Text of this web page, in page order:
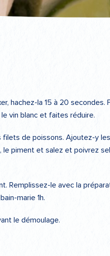
hachez-la 15 à 20 secondes.
vin blanc et faites réduire.
filets de poissons. Ajoutez-y
le piment et salez et poivrez
Remplissez-le avec la
marie 1h.
le démoulage.